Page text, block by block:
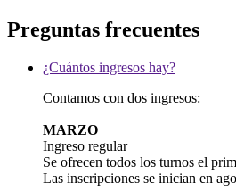
Preguntas frecuentes
¿Cuántos ingresos hay?
Contamos con dos ingresos:
MARZO
Ingreso regular
Se ofrecen todos los turnos el
Las inscripciones se inician en